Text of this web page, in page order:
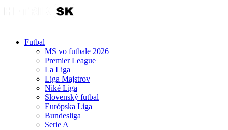
Futbal
MS vo futbale 2026
Premier League
La Liga
Liga Majstrov
Niké Liga
Slovenský futbal
Európska Liga
Bundesliga
Serie A